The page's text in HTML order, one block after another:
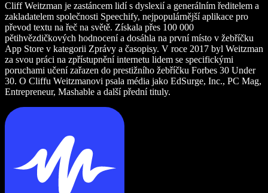
Cliff Weitzman je zastáncem lidí s dyslexií a generálním ředitelem a
zakladatelem společnosti Speechify, nejpopulárnější aplikace pro
převod textu na řeč na světě. Získala přes 100 000
pětihvězdičkových hodnocení a dosáhla na první místo v žebříčku
App Store v kategorii Zprávy a časopisy. V roce 2017 byl Weitzman
za svou práci na zpřístupnění internetu lidem se specifickými
poruchami učení zařazen do prestižního žebříčku Forbes 30 Under
30. O Cliffu Weitzmanovi psala média jako EdSurge, Inc., PC Mag,
Entrepreneur, Mashable a další přední tituly.